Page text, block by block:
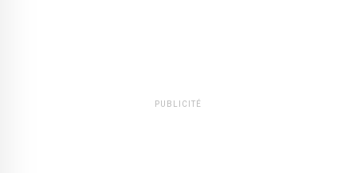
PUBLICITÉ